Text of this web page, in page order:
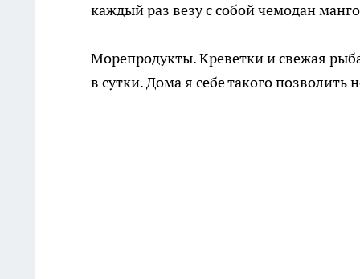
каждый раз везу с собой чемодан
Морепродукты. Креветки и свежая
в сутки. Дома я себе такого позволить